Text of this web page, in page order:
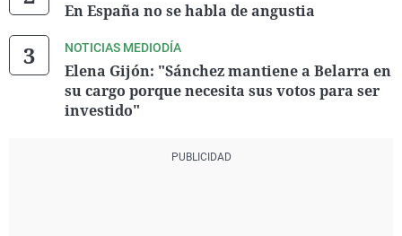
En España no se habla de angustia
NOTICIAS MEDIODÍA
Elena Gijón: "Sánchez mantiene a Belarra en
su cargo porque necesita sus votos para ser
investido"